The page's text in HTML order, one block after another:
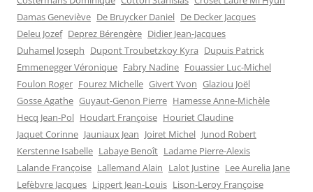
Damas Geneviève De Bruycker Daniel De Decker Jacques
Deleu Jozef Deprez Bérengère Didier Jean-Jacques
Duhamel Joseph Dupont Troubetzkoy Kyra Dupuis Patrick
Emmenegger Véronique Fabry Nadine Fouassier Luc-Michel
Foulon Roger Fourez Michelle Givert Yvon Glaziou Joël
Gosse Agathe Guyaut-Genon Pierre Hamesse Anne-Michèle
Hecq Jean-Pol Houdart Françoise Houriet Claudine
Jaquet Corinne Jauniaux Jean Joiret Michel Junod Robert
Kerstenne Isabelle Labaye Benoît Ladame Pierre-Alexis
Lalande Françoise Lallemand Alain Lalot Justine Lee Aurelia Jane
Lefèbvre Jacques Lippert Jean-Louis Lison-Leroy Françoise